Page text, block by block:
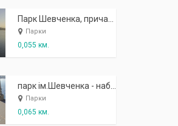
Парки
0,055 км.
Парки
0,065 км.